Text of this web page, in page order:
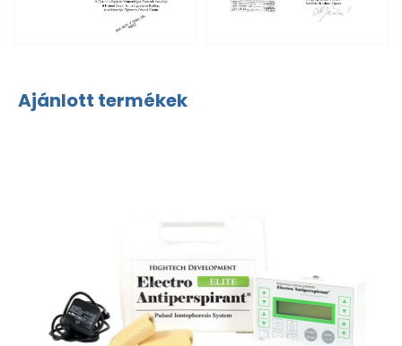
Ajánlott termékek